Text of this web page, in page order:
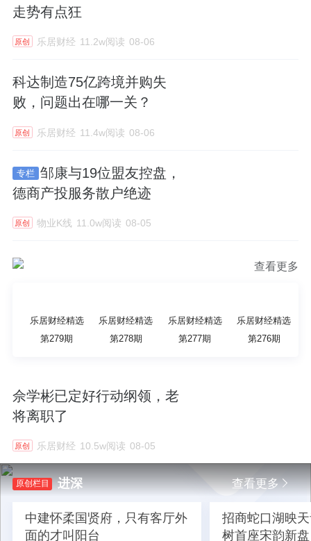
走势有点狂
原创 乐居财经 11.2w阅读 08-06
科达制造75亿跨境并购失
败，问题出在哪一关？
原创 乐居财经 11.4w阅读 08-06
专栏 邹康与19位盟友控盘，
德商产投服务散户绝迹
原创 物业K线 11.0w阅读 08-05
查看更多
乐居财经精选
第279期
乐居财经精选
第278期
乐居财经精选
第277期
乐居财经精选
第276期
佘学彬已定好行动纲领，老
将离职了
原创 乐居财经 10.5w阅读 08-05
原创栏目 进深 查看更多
中建怀柔国贤府，只有客厅外
面的才叫阳台
招商蛇口湖映
树首座宋韵新盘